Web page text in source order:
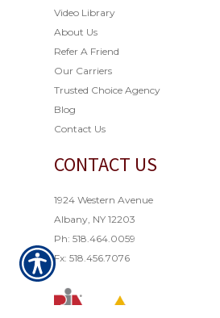
Video Library
About Us
Refer A Friend
Our Carriers
Trusted Choice Agency
Blog
Contact Us
CONTACT US
1924 Western Avenue
Albany, NY 12203
Ph: 518.464.0059
Fx: 518.456.7076